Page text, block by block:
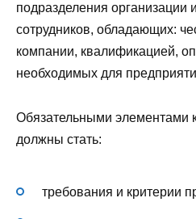
подразделения организации
сотрудников, обладающих:
компании, квалификацией,
необходимых для
Обязательными элементами
должны стать:
требования и критерии